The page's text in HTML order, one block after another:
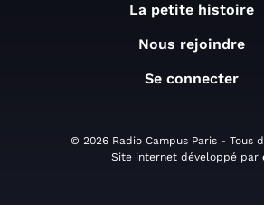
La petite histoire
Nous rejoindre
Se connecter
© 2026 Radio Campus Paris - Tous
Site internet développé par